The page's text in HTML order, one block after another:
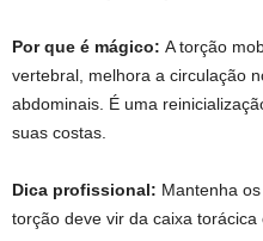
Por que é mágico: A torção
vertebral, melhora a circulação
abdominais. É uma
suas costas.
Dica profissional: Mantenha
torção deve vir da caixa